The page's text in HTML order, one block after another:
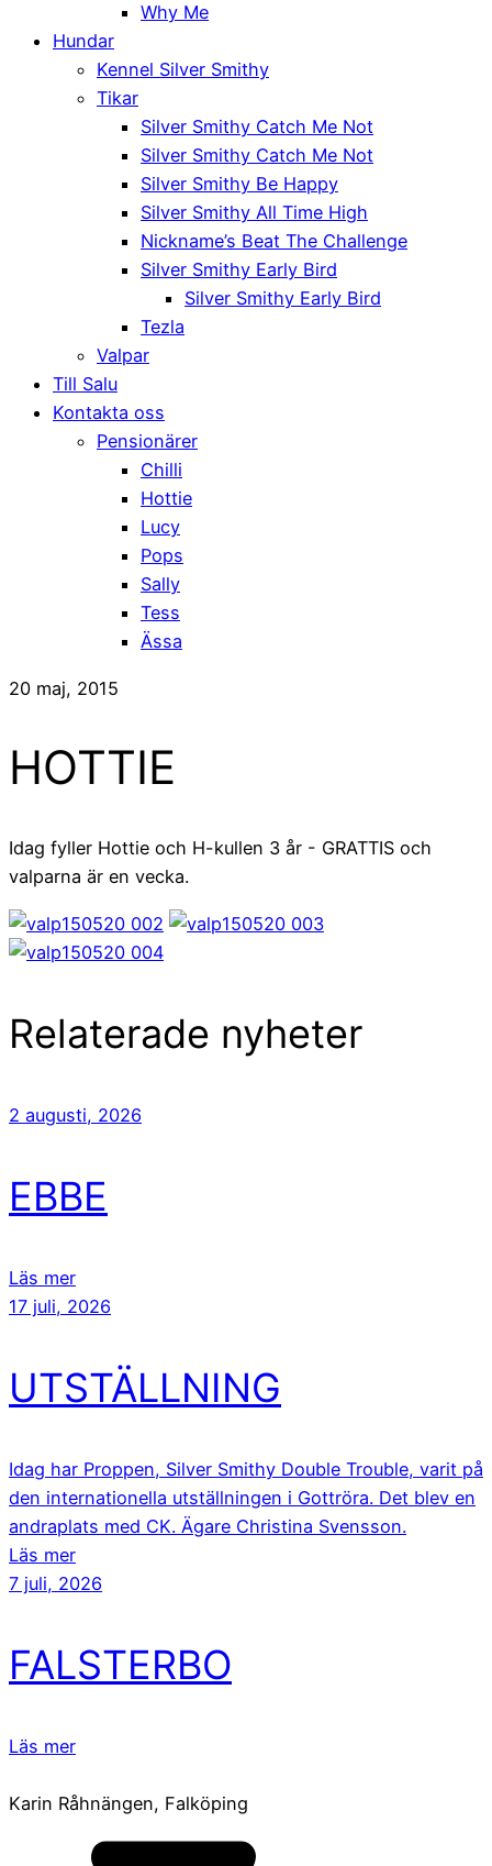
Why Me
Hundar
Kennel Silver Smithy
Tikar
Silver Smithy Catch Me Not
Silver Smithy Catch Me Not
Silver Smithy Be Happy
Silver Smithy All Time High
Nickname’s Beat The Challenge
Silver Smithy Early Bird
Silver Smithy Early Bird
Tezla
Valpar
Till Salu
Kontakta oss
Pensionärer
Chilli
Hottie
Lucy
Pops
Sally
Tess
Ässa
20 maj, 2015
HOTTIE
Idag fyller Hottie och H-kullen 3 år - GRATTIS och
valparna är en vecka.
Relaterade nyheter
2 augusti, 2026
EBBE
Läs mer
17 juli, 2026
UTSTÄLLNING
Idag har Proppen, Silver Smithy Double Trouble, varit på
den internationella utställningen i Gottröra. Det blev en
andraplats med CK. Ägare Christina Svensson.
Läs mer
7 juli, 2026
FALSTERBO
Läs mer
Karin Råhnängen, Falköping